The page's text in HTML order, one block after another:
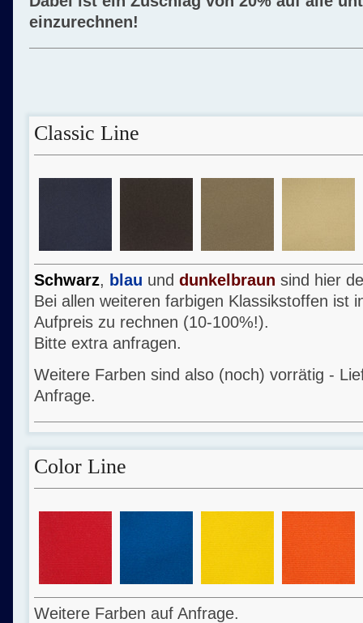
einzurechnen!
Classic Line
Schwarz, blau und dunkelbraun sind hier
Bei allen weiteren farbigen Klassikstoffen ist
Aufpreis zu rechnen (10-100%!).
Bitte extra anfragen.
Weitere Farben sind also (noch) vorrätig -
Anfrage.
Color Line
Weitere Farben auf Anfrage.